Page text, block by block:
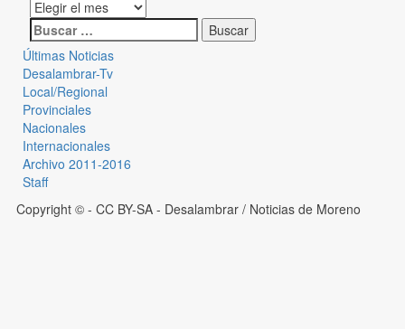
Últimas Noticias
Desalambrar-Tv
Local/Regional
Provinciales
Nacionales
Internacionales
Archivo 2011-2016
Staff
Copyright © - CC BY-SA - Desalambrar / Noticias de Moreno